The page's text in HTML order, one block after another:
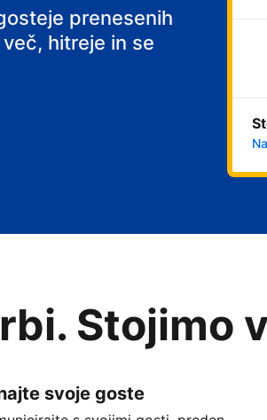
prenesenih
hitreje in se
Stojimo
svoje goste